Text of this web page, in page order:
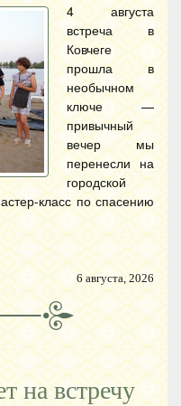
4 августа
встреча в
Ковчеге
прошла в
необычном
ключе —
привычный
вечер мы
перенесли на
городской
класс по спасению
6 августа, 2026
на встречу